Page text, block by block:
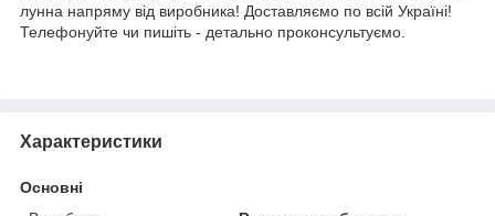
лунна напряму від виробника! Доставляємо по всій Україні!
Телефонуйте чи пишіть - детально проконсультуємо.
Характеристики
Основні